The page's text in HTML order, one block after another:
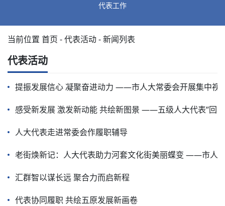
代表工作
当前位置 首页 -代表活动- 新闻列表
代表活动
提振发展信心 凝聚奋进动力 ——市人大常委会开展集中视
感受新发展 激发新动能 共绘新图景 ——五级人大代表“回看‘
人大代表走进常委会作履职辅导
老街焕新记：人大代表助力河套文化街美丽蝶变 ——市人
汇群智以谋长远 聚合力而启新程
代表协同履职 共绘五原发展新画卷